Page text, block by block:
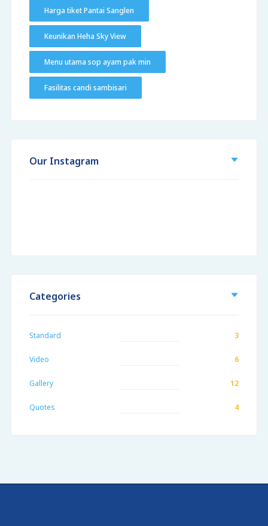
Harga tiket Pantai Sanglen
Keunikan Heha Sky View
Menu utama sop ayam pak min
Fasilitas candi sambisari
Our Instagram
Categories
Standard 3
Video 6
Gallery 12
Quotes 4